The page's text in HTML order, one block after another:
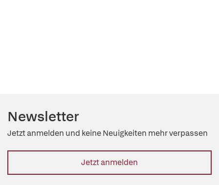
Newsletter
Jetzt anmelden und keine Neuigkeiten mehr verpassen
Jetzt anmelden